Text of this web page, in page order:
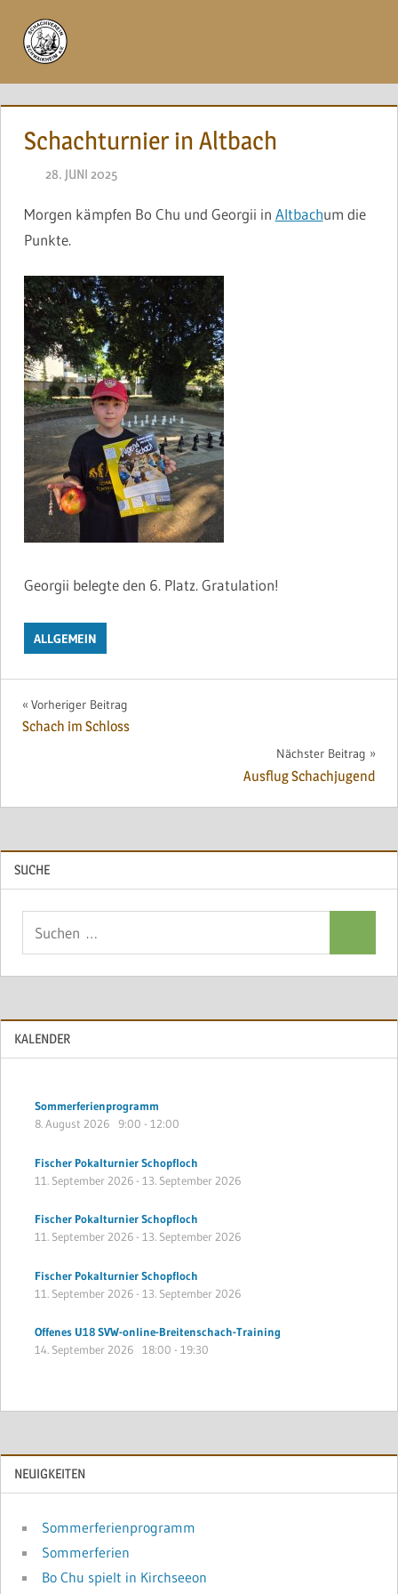
Inhalt
springen
Schachturnier in Altbach
28. JUNI 2025
Morgen kämpfen Bo Chu und Georgii in Altbachum die
Punkte.
Georgii belegte den 6. Platz. Gratulation!
ALLGEMEIN
Beitragsnavigation
Vorheriger Beitrag
Schach im Schloss
Nächster Beitrag
Ausflug Schachjugend
SUCHE
KALENDER
Sommerferienprogramm
8. August 2026 9:00 - 12:00
Fischer Pokalturnier Schopfloch
11. September 2026- 13. September 2026
Fischer Pokalturnier Schopfloch
11. September 2026- 13. September 2026
Fischer Pokalturnier Schopfloch
11. September 2026- 13. September 2026
Offenes U18 SVW-online-Breitenschach-Training
14. September 2026 18:00 - 19:30
NEUIGKEITEN
Sommerferienprogramm
Sommerferien
Bo Chu spielt in Kirchseeon